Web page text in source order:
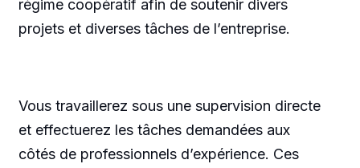
régime coopératif afin de soutenir divers
projets et diverses tâches de l’entreprise.
Vous travaillerez sous une supervision directe
et effectuerez les tâches demandées aux
côtés de professionnels d’expérience. Ces